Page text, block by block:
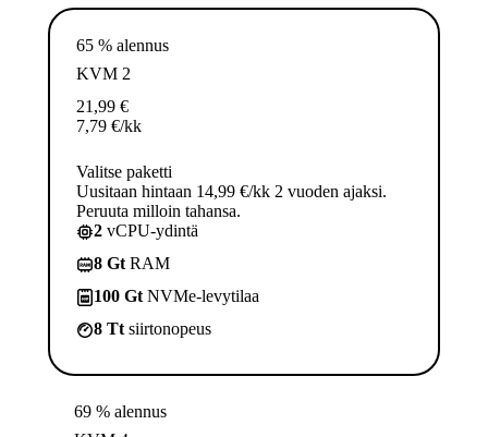
65 % alennus
KVM 2
21,99 €
7,79 €/kk
Valitse paketti
Uusitaan hintaan 14,99 €/kk 2 vuoden ajaksi.
Peruuta milloin tahansa.
2 vCPU-ydintä
8 Gt RAM
100 Gt NVMe-levytilaa
8 Tt siirtonopeus
69 % alennus